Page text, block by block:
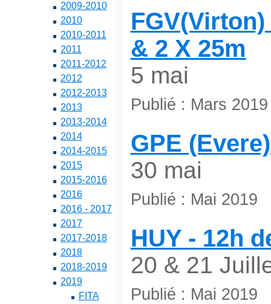
2009-2010
2010
2010-2011
2011
2011-2012
2012
2012-2013
2013
2013-2014
2014
2014-2015
2015
2015-2016
2016
2016 - 2017
2017
2017-2018
2018
2018-2019
2019
FITA
& 2 X 25m
5 mai
Publié : Mars 2019
GPE
30 mai
Publié : Mai 2019
HUY - 12h
20 & 21
Publié : Mai 2019